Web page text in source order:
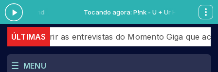
Ur Hand Tocando agora: P!nk - U + Ur Hand
ÚLTIMAS
as entrevistas do Momento Giga que aconteceram
MENU